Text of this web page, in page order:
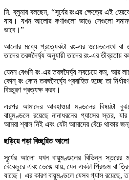
মি. ব্লুমার বলছেন, “সূর্যের রংএর ক্ষেত্রে এই
যায়। যখন আলোর কণাগুলো ভাঙে সেগুলো
ভাবে।”
আলোর মধ্যে প্রত্যেকটা রং-এর ওয়েভলেংথ বা
তাদের তরঙ্গদৈর্ঘ্য অনুযায়ী তাদের রং-এর তীব্রতায়
যেমন বেগুনি রং-এর তরঙ্গদৈর্ঘ্য সবচেয়ে কম, আর
কোন্ রং কোন তরঙ্গদৈর্ঘ্যে প্রবাহিত হচ্ছে তা
বিচ্ছুরণ প্রত্যক্ষ করব।
এরপর আমাদের আবহাওয়া মণ্ডলের বিষয়টা
বায়ুমণ্ডলে রয়েছে নানাধরনের গ্যাসের স্তর,
আমরা শ্বাস নিই এবং যেটা আমাদের বেঁচে থাকার
ছড়িয়ে পড়া বিচ্ছুরিত আলো
সূর্যের আলো যখন বায়ুমণ্ডলের বিভিন্ন স্তরের
বেঁকেচুরে এবং ভেঙে যায়, যেন একটা প্রিজম বা
যাচ্ছে। এর কারণ বায়ুমণ্ডলে যেসব গ্যাস রয়েছে,